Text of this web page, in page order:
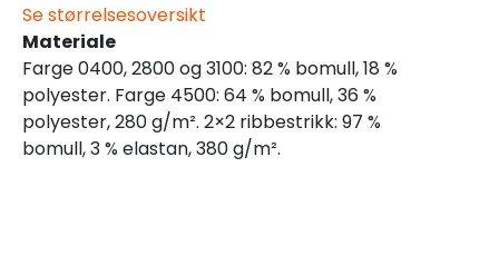
Se størrelsesoversikt
Materiale
Farge 0400, 2800 og 3100: 82 % bomull, 18 %
polyester. Farge 4500: 64 % bomull, 36 %
polyester, 280 g/m². 2×2 ribbestrikk: 97 %
bomull, 3 % elastan, 380 g/m².